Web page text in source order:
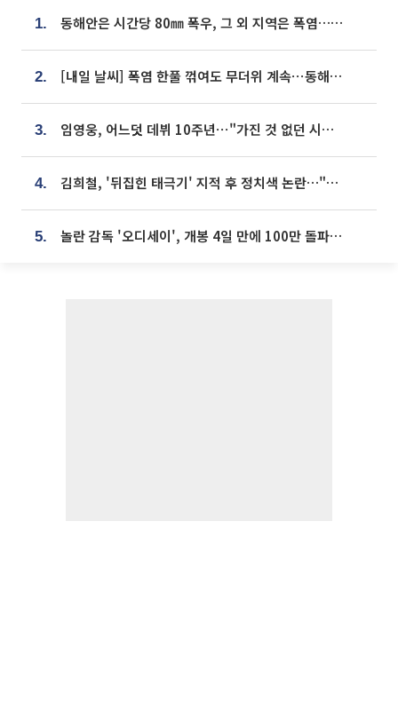
1. 동해안은 시간당 80㎜ 폭우, 그 외 지역은 폭염…‘극과 극 날씨’
2. [내일 날씨] 폭염 한풀 꺾여도 무더위 계속⋯동해안 이틀 연속 비
3. 임영웅, 어느덧 데뷔 10주년⋯"가진 것 없던 시절, 내 앞엔 20명의 팬뿐"
4. 김희철, '뒤집힌 태극기' 지적 후 정치색 논란…"좌우 떠나 우리나라 국기"
5. 놀란 감독 '오디세이', 개봉 4일 만에 100만 돌파⋯'왕사남' 보다 빠르다